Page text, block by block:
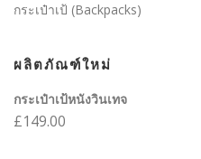
กระเป๋าเป้ (Backpacks)
ผลิตภัณฑ์ใหม่
กระเป๋าเป้หนังวินเทจ
£149.00